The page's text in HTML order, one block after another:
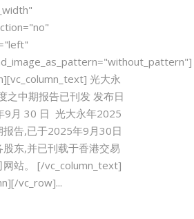
光大永
之中期报告已刊发 发布日
9月 30 日 光大永年2025
报告,已于2025年9月30日
东,并已刊载于香港交易
网站。 [/vc_column_text]
vc_row]...